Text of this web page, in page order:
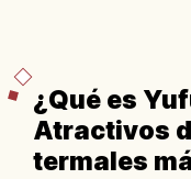
¿Qué es
Atractivos
termales